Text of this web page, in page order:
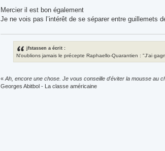
s
a
Mercier il est bon également
Je ne vois pas l’intérêt de se séparer entre guillemets
jfstassen a écrit :
N'oublions jamais le précepte Raphaello-Quarantien : "J'ai
«Ah, encore une chose. Je vous conseille d'éviter la mousse au
Georges Abitbol - La classe américaine